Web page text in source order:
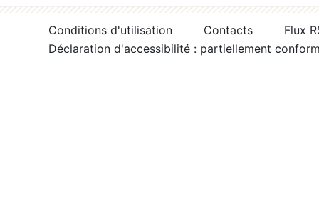
Conditions d'utilisation Contacts
Flux
Déclaration d'accessibilité : partiellement